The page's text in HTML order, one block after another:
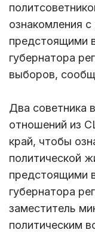
ознакомления
предстоящими
губернатора
выборов,
Два советника
отношений из
край, чтобы
политической
предстоящими
губернатора
заместитель
политическим